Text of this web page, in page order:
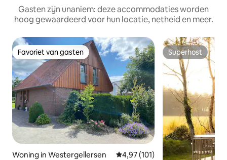
Gasten zijn unaniem: deze accommodaties worden
hoog gewaardeerd voor hun locatie, netheid en meer.
Favoriet van gasten
Favoriet van gasten
Woning in Westergellersen Gemiddelde beoordeling van
4,97 (101)
Superhost
Superhost